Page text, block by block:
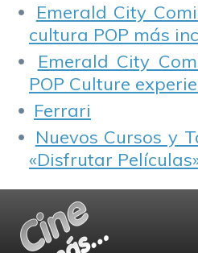
Emerald City
cultura POP más
Emerald City
POP Culture
Ferrari
Nuevos Cursos y
«Disfrutar